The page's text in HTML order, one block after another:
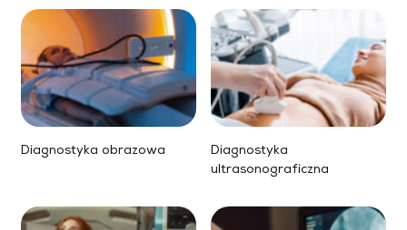
Diagnostyka obrazowa
Diagnostyka
ultrasonograficzna